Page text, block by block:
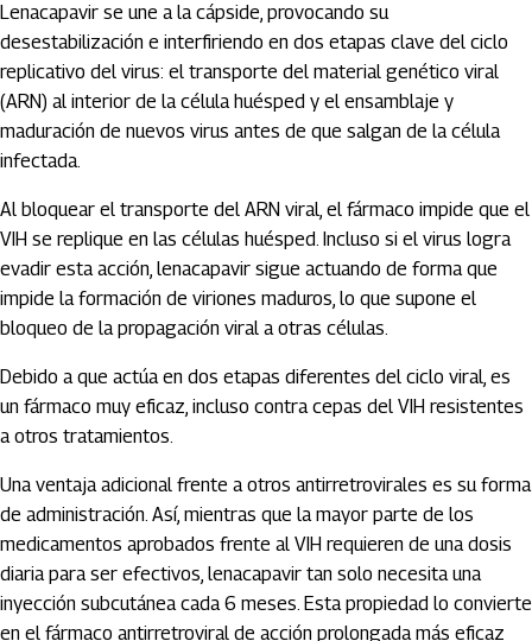
Lenacapavir se une a la cápside, provocando su
desestabilización e interfiriendo en dos etapas clave del ciclo
replicativo del virus: el transporte del material genético viral
(ARN) al interior de la célula huésped y el ensamblaje y
maduración de nuevos virus antes de que salgan de la célula
infectada.
Al bloquear el transporte del ARN viral, el fármaco impide que el
VIH se replique en las células huésped. Incluso si el virus logra
evadir esta acción, lenacapavir sigue actuando de forma que
impide la formación de viriones maduros, lo que supone el
bloqueo de la propagación viral a otras células.
Debido a que actúa en dos etapas diferentes del ciclo viral, es
un fármaco muy eficaz, incluso contra cepas del VIH resistentes
a otros tratamientos.
Una ventaja adicional frente a otros antirretrovirales es su forma
de administración. Así, mientras que la mayor parte de los
medicamentos aprobados frente al VIH requieren de una dosis
diaria para ser efectivos, lenacapavir tan solo necesita una
inyección subcutánea cada 6 meses. Esta propiedad lo convierte
en el fármaco antirretroviral de acción prolongada más eficaz